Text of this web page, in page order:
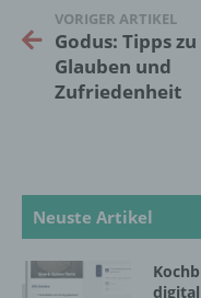
VORIGER ARTIKEL
Godus: Tipps zu
Glauben und
Zufriedenheit
Neuste Artikel
künftige
e) Profiling
darin
werden, um
die sich auf
zu bewerten,